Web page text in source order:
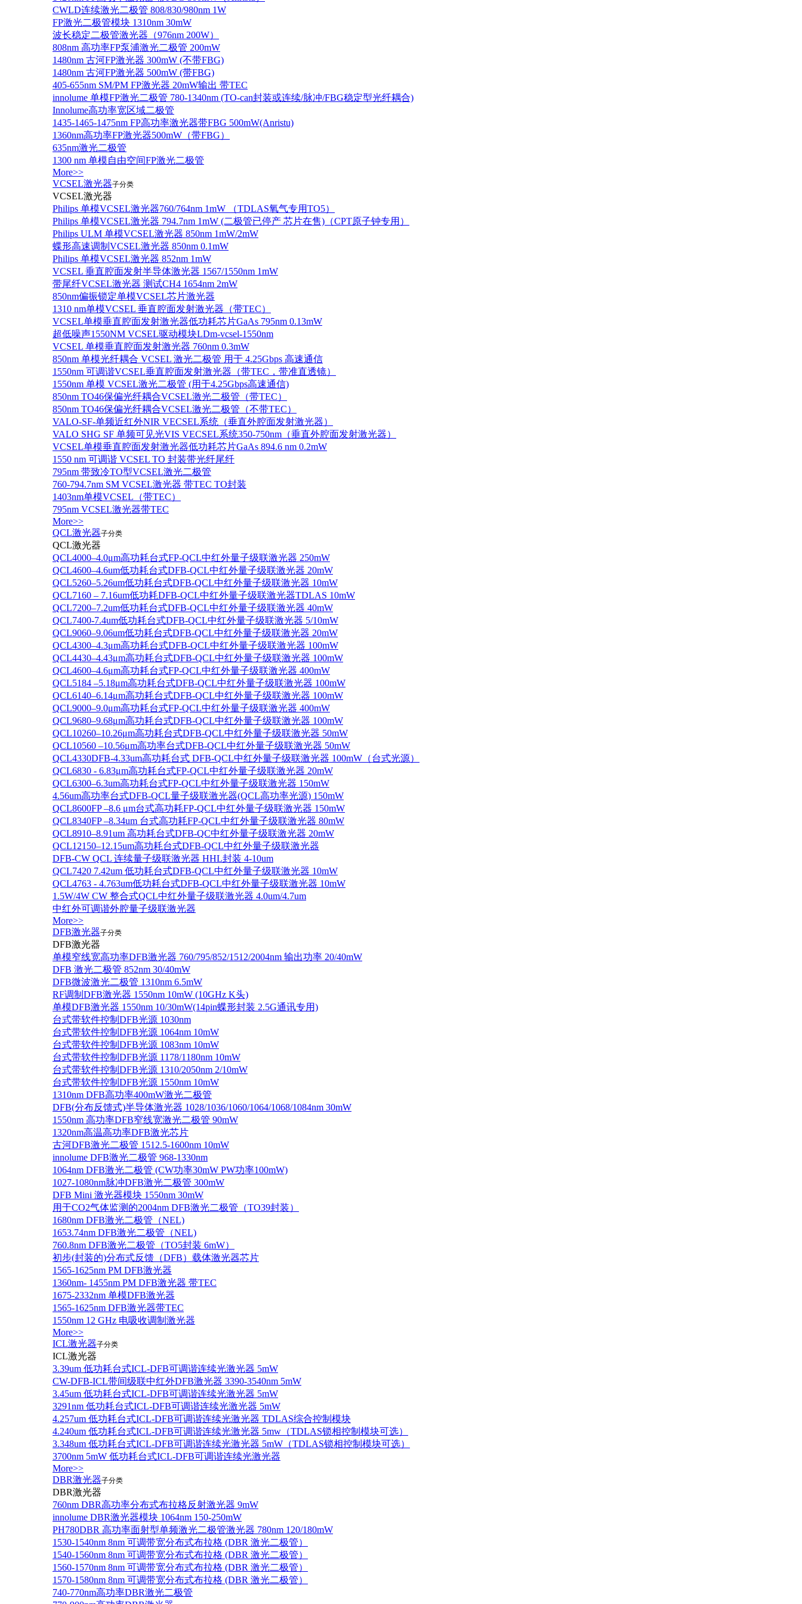
CWLD连续激光二极管 808/830/980nm 1W
FP激光二极管模块 1310nm 30mW
波长稳定二极管激光器（976nm 200W）
808nm 高功率FP泵浦激光二极管 200mW
1480nm 古河FP激光器 300mW (不带FBG)
1480nm 古河FP激光器 500mW (带FBG)
405-655nm SM/PM FP激光器 20mW输出 带TEC
innolume 单模FP激光二极管 780-1340nm (TO-can封装或连续/脉冲/FBG稳定型光纤耦合)
Innolume高功率宽区域二极管
1435-1465-1475nm FP高功率激光器带FBG 500mW(Anristu)
1360nm高功率FP激光器500mW（带FBG）
635nm激光二极管
1300 nm 单模自由空间FP激光二极管
More>>
VCSEL激光器子分类
VCSEL激光器
Philips 单模VCSEL激光器760/764nm 1mW （TDLAS氧气专用TO5）
Philips 单模VCSEL激光器 794.7nm 1mW (二极管已停产 芯片在售)（CPT原子钟专用）
Philips ULM 单模VCSEL激光器 850nm 1mW/2mW
蝶形高速调制VCSEL激光器 850nm 0.1mW
Philips 单模VCSEL激光器 852nm 1mW
VCSEL 垂直腔面发射半导体激光器 1567/1550nm 1mW
带尾纤VCSEL激光器 测试CH4 1654nm 2mW
850nm偏振锁定单模VCSEL芯片激光器
1310 nm单模VCSEL 垂直腔面发射激光器（带TEC）
VCSEL单模垂直腔面发射激光器低功耗芯片GaAs 795nm 0.13mW
超低噪声1550NM VCSEL驱动模块LDm-vcsel-1550nm
VCSEL 单模垂直腔面发射激光器 760nm 0.3mW
850nm 单模光纤耦合 VCSEL 激光二极管 用于 4.25Gbps 高速通信
1550nm 可调谐VCSEL垂直腔面发射激光器（带TEC，带准直透镜）
1550nm 单模 VCSEL激光二极管 (用于4.25Gbps高速通信)
850nm TO46保偏光纤耦合VCSEL激光二极管（带TEC）
850nm TO46保偏光纤耦合VCSEL激光二极管（不带TEC）
VALO-SF-单频近红外NIR VECSEL系统（垂直外腔面发射激光器）
VALO SHG SF 单频可见光VIS VECSEL系统350-750nm（垂直外腔面发射激光器）
VCSEL单模垂直腔面发射激光器低功耗芯片GaAs 894.6 nm 0.2mW
1550 nm 可调谐 VCSEL TO 封装带光纤尾纤
795nm 带致冷TO型VCSEL激光二极管
760-794.7nm SM VCSEL激光器 带TEC TO封装
1403nm单模VCSEL（带TEC）
795nm VCSEL激光器带TEC
More>>
QCL激光器子分类
QCL激光器
QCL4000–4.0μm高功耗台式FP-QCL中红外量子级联激光器 250mW
QCL4600–4.6um低功耗台式DFB-QCL中红外量子级联激光器 20mW
QCL5260–5.26um低功耗台式DFB-QCL中红外量子级联激光器 10mW
QCL7160 – 7.16um低功耗DFB-QCL中红外量子级联激光器TDLAS 10mW
QCL7200–7.2um低功耗台式DFB-QCL中红外量子级联激光器 40mW
QCL7400-7.4um低功耗台式DFB-QCL中红外量子级联激光器 5/10mW
QCL9060–9.06um低功耗台式DFB-QCL中红外量子级联激光器 20mW
QCL4300–4.3μm高功耗台式DFB-QCL中红外量子级联激光器 100mW
QCL4430–4.43μm高功耗台式DFB-QCL中红外量子级联激光器 100mW
QCL4600–4.6μm高功耗台式FP-QCL中红外量子级联激光器 400mW
QCL5184 –5.18μm高功耗台式DFB-QCL中红外量子级联激光器 100mW
QCL6140–6.14μm高功耗台式DFB-QCL中红外量子级联激光器 100mW
QCL9000–9.0μm高功耗台式FP-QCL中红外量子级联激光器 400mW
QCL9680–9.68μm高功耗台式DFB-QCL中红外量子级联激光器 100mW
QCL10260–10.26μm高功耗台式DFB-QCL中红外量子级联激光器 50mW
QCL10560 –10.56μm高功率台式DFB-QCL中红外量子级联激光器 50mW
QCL4330DFB-4.33um高功耗台式 DFB-QCL中红外量子级联激光器 100mW（台式光源）
QCL6830 - 6.83μm高功耗台式FP-QCL中红外量子级联激光器 20mW
QCL6300–6.3um高功耗台式FP-QCL中红外量子级联激光器 150mW
4.56um高功率台式DFB-QCL量子级联激光器(QCL高功率光源) 150mW
QCL8600FP –8.6 μm台式高功耗FP-QCL中红外量子级联激光器 150mW
QCL8340FP –8.34um 台式高功耗FP-QCL中红外量子级联激光器 80mW
QCL8910–8.91um 高功耗台式DFB-QC中红外量子级联激光器 20mW
QCL12150–12.15um高功耗台式DFB-QCL中红外量子级联激光器
DFB-CW QCL 连续量子级联激光器 HHL封装 4-10um
QCL7420 7.42um 低功耗台式DFB-QCL中红外量子级联激光器 10mW
QCL4763 - 4.763um低功耗台式DFB-QCL中红外量子级联激光器 10mW
1.5W/4W CW 整合式QCL中红外量子级联激光器 4.0um/4.7um
中红外可调谐外腔量子级联激光器
More>>
DFB激光器子分类
DFB激光器
单模窄线宽高功率DFB激光器 760/795/852/1512/2004nm 输出功率 20/40mW
DFB 激光二极管 852nm 30/40mW
DFB微波激光二极管 1310nm 6.5mW
RF调制DFB激光器 1550nm 10mW (10GHz K头)
单模DFB激光器 1550nm 10/30mW(14pin蝶形封装 2.5G通讯专用)
台式带软件控制DFB光源 1030nm
台式带软件控制DFB光源 1064nm 10mW
台式带软件控制DFB光源 1083nm 10mW
台式带软件控制DFB光源 1178/1180nm 10mW
台式带软件控制DFB光源 1310/2050nm 2/10mW
台式带软件控制DFB光源 1550nm 10mW
1310nm DFB高功率400mW激光二极管
DFB(分布反馈式)半导体激光器 1028/1036/1060/1064/1068/1084nm 30mW
1550nm 高功率DFB窄线宽激光二极管 90mW
1320nm高温高功率DFB激光芯片
古河DFB激光二极管 1512.5-1600nm 10mW
innolume DFB激光二极管 968-1330nm
1064nm DFB激光二极管 (CW功率30mW PW功率100mW)
1027-1080nm脉冲DFB激光二极管 300mW
DFB Mini 激光器模块 1550nm 30mW
用于CO2气体监测的2004nm DFB激光二极管（TO39封装）
1680nm DFB激光二极管（NEL)
1653.74nm DFB激光二极管（NEL)
760.8nm DFB激光二极管（TO5封装 6mW）
初步(封装的)分布式反馈（DFB）载体激光器芯片
1565-1625nm PM DFB激光器
1360nm- 1455nm PM DFB激光器 带TEC
1675-2332nm 单模DFB激光器
1565-1625nm DFB激光器带TEC
1550nm 12 GHz 电吸收调制激光器
More>>
ICL激光器子分类
ICL激光器
3.39um 低功耗台式ICL-DFB可调谐连续光激光器 5mW
CW-DFB-ICL带间级联中红外DFB激光器 3390-3540nm 5mW
3.45um 低功耗台式ICL-DFB可调谐连续光激光器 5mW
3291nm 低功耗台式ICL-DFB可调谐连续光激光器 5mW
4.257um 低功耗台式ICL-DFB可调谐连续光激光器 TDLAS综合控制模块
4.240um 低功耗台式ICL-DFB可调谐连续光激光器 5mw（TDLAS锁相控制模块可选）
3.348um 低功耗台式ICL-DFB可调谐连续光激光器 5mW（TDLAS锁相控制模块可选）
3700nm 5mW 低功耗台式ICL-DFB可调谐连续光激光器
More>>
DBR激光器子分类
DBR激光器
760nm DBR高功率分布式布拉格反射激光器 9mW
innolume DBR激光器模块 1064nm 150-250mW
PH780DBR 高功率面射型单频激光二极管激光器 780nm 120/180mW
1530-1540nm 8nm 可调带宽分布式布拉格 (DBR 激光二极管）
1540-1560nm 8nm 可调带宽分布式布拉格 (DBR 激光二极管）
1560-1570nm 8nm 可调带宽分布式布拉格 (DBR 激光二极管）
1570-1580nm 8nm 可调带宽分布式布拉格 (DBR 激光二极管）
740-770nm高功率DBR激光二极管